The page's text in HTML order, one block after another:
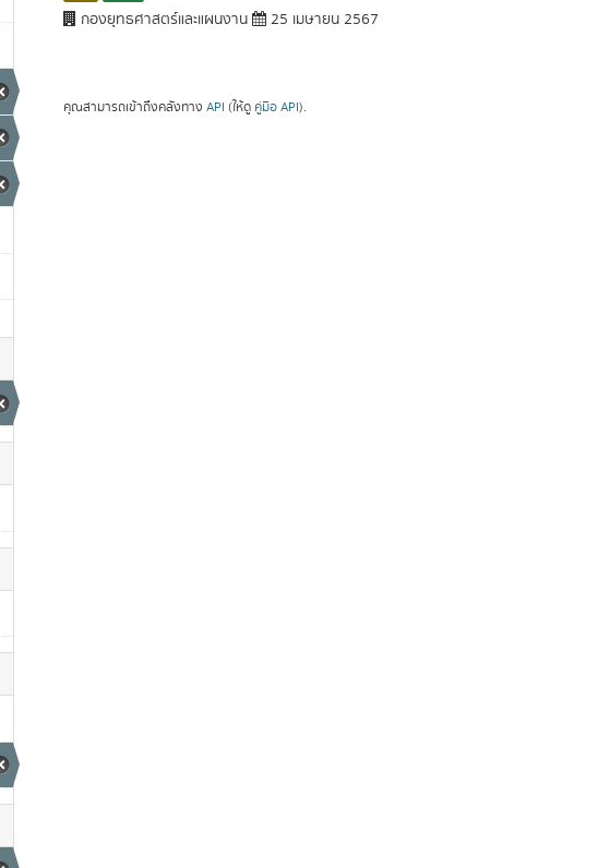
กองยุทธศาสตร์และแผนงาน 25 เมษายน 2567
คุณสามารถเข้าถึงคลังทาง API (ให้ดู คู่มือ API).